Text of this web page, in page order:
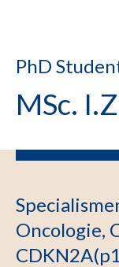
PhD
MSc.
Oncologie,